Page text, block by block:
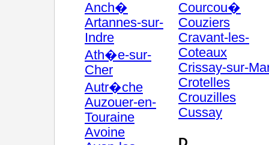
Anch�
Artannes-sur-
Indre
Ath�e-sur-
Cher
Autr�che
Auzouer-en-
Touraine
Avoine
Courcou�
Couziers
Cravant-les-
Coteaux
Crissay-sur-
Crotelles
Crouzilles
Cussay